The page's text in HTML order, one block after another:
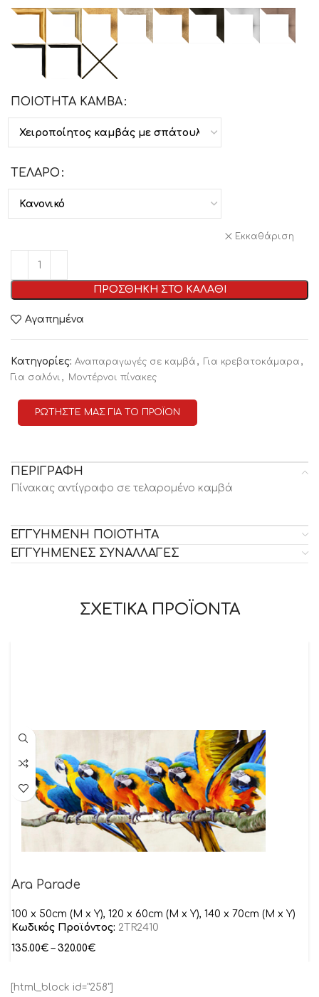
ΠΟΙΟΤΗΤΑ ΚΑΜΒΑ
ΤΕΛΑΡΟ
Εκκαθάριση
ΠΡΟΣΘΗΚΗ ΣΤΟ ΚΑΛΑΘΙ
Αγαπημένα
Κατηγορίες: Αναπαραγωγές σε καμβά , Για κρεβατοκάμαρα ,
Για σαλόνι , Μοντέρνοι πίνακες
ΡΩΤΗΣΤΕ ΜΑΣ ΓΙΑ ΤΟ ΠΡΟΪΟΝ
ΠΕΡΙΓΡΑΦΗ
Πίνακας αντίγραφο σε τελαρομένο καμβά
ΕΓΓΥΗΜΕΝΗ ΠΟΙΟΤΗΤΑ
ΕΓΓΥΗΜΕΝΕΣ ΣΥΝΑΛΛΑΓΕΣ
ΣΧΕΤΙΚΑ ΠΡΟΪΟΝΤΑ
Ara Parade
100 x 50cm (M x Y), 120 x 60cm (M x Y), 140 x 70cm (M x Y)
Κωδικός Προϊόντος: 2TR2410
135.00€ – 320.00€
[html_block id="258"]